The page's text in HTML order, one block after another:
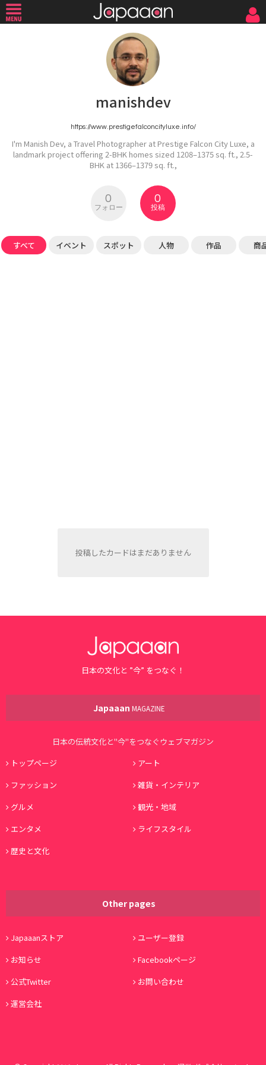
manishdev
https://www.prestigefalconcityluxe.info/
I'm Manish Dev, a Travel Photographer at Prestige Falcon City Luxe, a
landmark project offering 2-BHK homes sized 1208–1375 sq. ft., 2.5-
BHK at 1366–1379 sq. ft.,
0
フォロー
0
投稿
すべて イベント スポット 人物 作品 商
投稿したカードはまだありません
日本の文化と ”今” をつなぐ！
Japaaan MAGAZINE
日本の伝統文化と"今"をつなぐウェブマガジン
トップページ
アート
ファッション
雑貨・インテリア
グルメ
観光・地域
エンタメ
ライフスタイル
歴史と文化
Other pages
Japaaanストア
ユーザー登録
お知らせ
Facebookページ
公式Twitter
お問い合わせ
運営会社